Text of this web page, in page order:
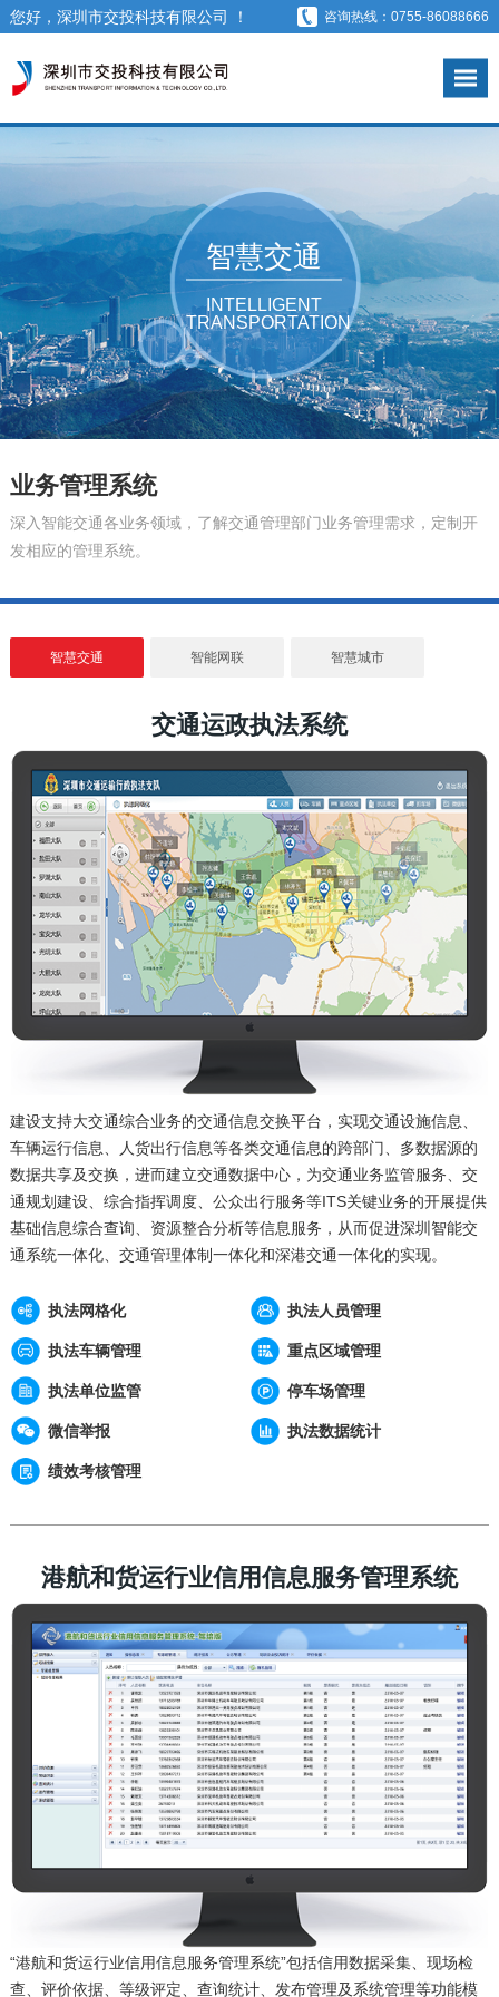
您好，深圳市交投科技有限公司 ！ 咨询热线：0755-86088666
智慧交通
INTELLIGENT
TRANSPORTATION
业务管理系统
深入智能交通各业务领域，了解交通管理部门业务管理需求，定制开
发相应的管理系统。
智慧交通 智能网联 智慧城市
交通运政执法系统
建设支持大交通综合业务的交通信息交换平台，实现交通设施信息、
车辆运行信息、人货出行信息等各类交通信息的跨部门、多数据源的
数据共享及交换，进而建立交通数据中心，为交通业务监管服务、交
通规划建设、综合指挥调度、公众出行服务等ITS关键业务的开展提供
基础信息综合查询、资源整合分析等信息服务，从而促进深圳智能交
通系统一体化、交通管理体制一体化和深港交通一体化的实现。
执法网格化 执法人员管理
执法车辆管理 重点区域管理
执法单位监管 停车场管理
微信举报 执法数据统计
绩效考核管理
港航和货运行业信用信息服务管理系统
“港航和货运行业信用信息服务管理系统”包括信用数据采集、现场检
查、评价依据、等级评定、查询统计、发布管理及系统管理等功能模